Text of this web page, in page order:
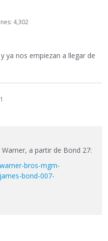
4,302
ya nos empiezan a llegar de
a partir de Bond 27:
bros-mgm-
bond-007-